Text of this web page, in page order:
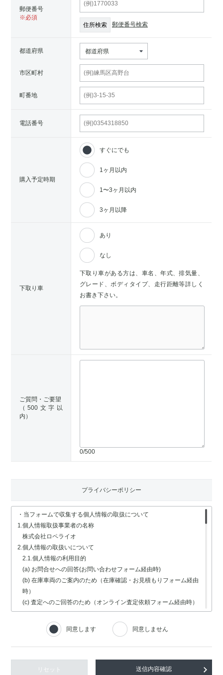
郵便番号
郵便番号検索
都道府県 都道府県
市区町村
町番地
電話番号
購入予定時期
すぐにでも
1ヶ月以内
1〜3ヶ月以内
3ヶ月以降
下取り車
あり
なし
下取り車がある方は、車名、年式、排気量、
グレード、ボディタイプ、走行距離等詳しく
お書き下さい。
ご質問・ご要望
（500文字以
内）
0/500
プライバシーポリシー
・当フォームで収集する個人情報の取扱について
1.個人情報取扱事業者の名称
株式会社ロペライオ
2.個人情報の取扱いについて
2.1.個人情報の利用目的
(a) お問合せへの回答(お問い合わせフォーム経由時)
(b) 在庫車両のご案内のため（在庫確認・お見積もりフォーム経由
時）
(c) 査定へのご回答のため（オンライン査定依頼フォーム経由時）
(d) 車検・修理関連の回答のため（車検・修理の受付フォーム経由
(e) 採用選考業務（採用情報フォーム経由時）
2.2.個人情報の取扱いの委託
情報の安全管理が図られるよう、充分な保護水準を備えている委託
同意します 同意しません
リセット